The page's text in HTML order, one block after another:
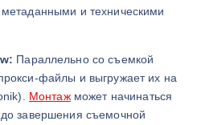
и техническими
Параллельно со съемкой
файлы и выгружает их на
Монтажможет начинаться
завершения съемочной